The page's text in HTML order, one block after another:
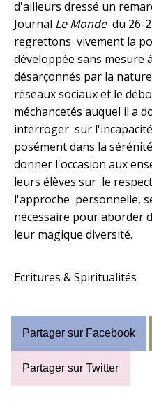
d'ailleurs dressé un
Journal Le Monde du 26-
regrettons vivement la
développée sans mesure
désarçonnés par la
réseaux sociaux et le
méchancetés auquel il a
interroger sur
posément dans la
donner l'occasion aux
leurs élèves sur le
l'approche personnelle,
nécessaire pour aborder
leur magique diversité.
Ecritures & Spiritualités
Partager sur Facebook
Partager sur Twitter